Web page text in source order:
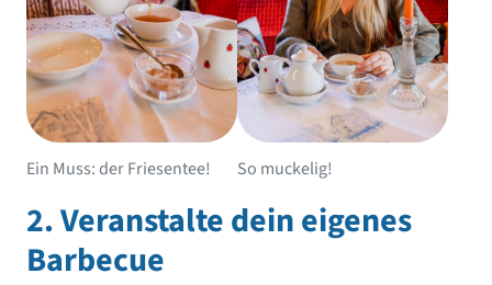
Ein Muss: der Friesentee! So muckelig!
2. Veranstalte dein eigenes
Barbecue